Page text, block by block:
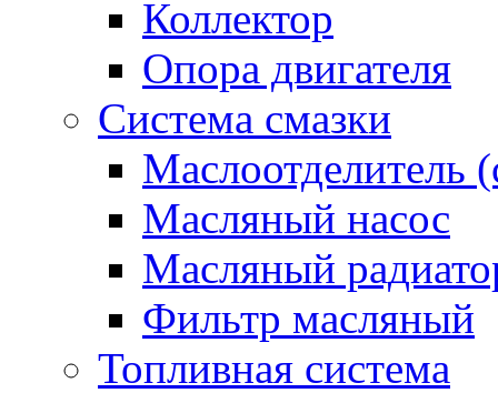
Коллектор
Опора двигателя
Система смазки
Маслоотделитель
Масляный насос
Масляный
Фильтр масляный
Топливная система